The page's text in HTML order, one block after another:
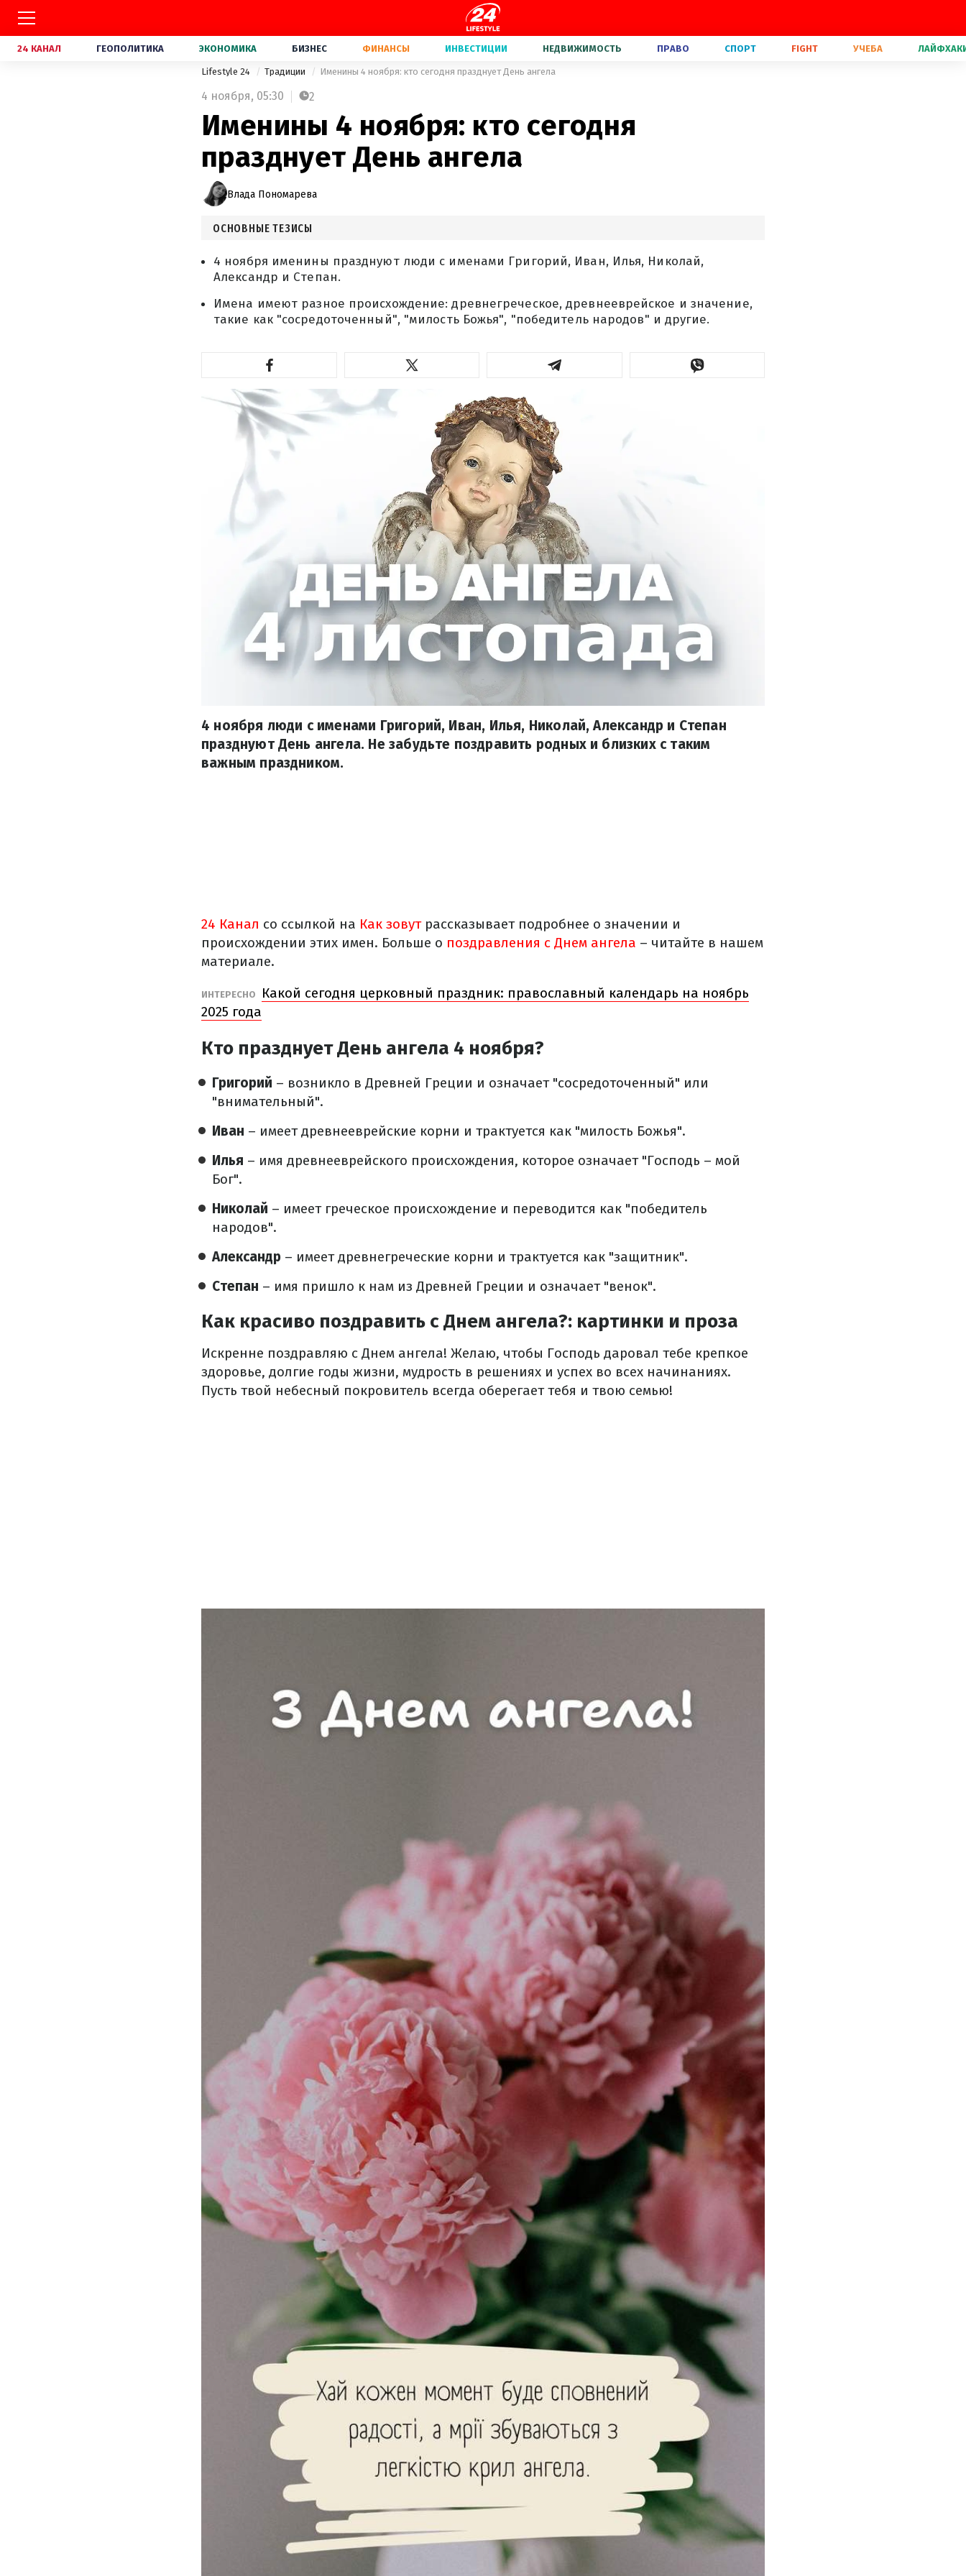
24 КАНАЛ ГЕОПОЛИТИКА ЭКОНОМИКА БИЗНЕС ФИНАНСЫ ИНВЕСТИЦИИ НЕДВИЖИМОСТЬ ПРАВО СПОРТ FIGHT УЧЕБА
Lifestyle 24 Традиции Именины 4 ноября: кто сегодня празднует День ангела
4 ноября, 05:30 2
Именины 4 ноября: кто сегодня
празднует День ангела
Влада Пономарева
ОСНОВНЫЕ ТЕЗИСЫ
4 ноября именины празднуют люди с именами Григорий, Иван, Илья, Николай,
Александр и Степан.
Имена имеют разное происхождение: древнегреческое, древнееврейское и значение,
такие как "сосредоточенный", "милость Божья", "победитель народов" и другие.
4 ноября люди с именами Григорий, Иван, Илья, Николай, Александр и Степан
празднуют День ангела. Не забудьте поздравить родных и близких с таким
важным праздником.
24 Канал со ссылкой на Как зовутрассказывает подробнее о значении и
происхождении этих имен. Больше о поздравления с Днем ангела – читайте в нашем
материале.
ИНТЕРЕСНО
Какой сегодня церковный праздник: православный календарь на ноябрь
2025 года
Кто празднует День ангела 4 ноября?
Григорий – возникло в Древней Греции и означает "сосредоточенный" или
"внимательный".
Иван – имеет древнееврейские корни и трактуется как "милость Божья".
Илья – имя древнееврейского происхождения, которое означает "Господь – мой
Бог".
Николай – имеет греческое происхождение и переводится как "победитель
народов".
Александр – имеет древнегреческие корни и трактуется как "защитник".
Степан – имя пришло к нам из Древней Греции и означает "венок".
Как красиво поздравить с Днем ангела?: картинки и проза
Искренне поздравляю с Днем ангела! Желаю, чтобы Господь даровал тебе крепкое
здоровье, долгие годы жизни, мудрость в решениях и успех во всех начинаниях.
Пусть твой небесный покровитель всегда оберегает тебя и твою семью!